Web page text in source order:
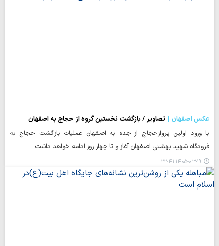
عکس اصفهان
تصاویر / بازگشت نخستین گروه از حجاج به اصفهان
با ورود اولین پروازحجاج از جده به اصفهان عملیات بازگشت حجاج به
فرودگاه شهید بهشتی اصفهان آغاز و تا چهار روز ادامه خواهد داشت.
۱۴۰۵-۰۳-۱۹ ۲۲:۴۱